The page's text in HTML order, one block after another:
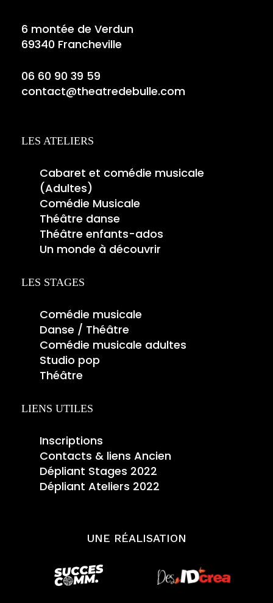
6 montée de Verdun
69340 Francheville
06 60 90 39 59
contact@theatredebulle.com
LES ATELIERS
Cabaret et comédie musicale
(Adultes)
Comédie Musicale
Théâtre danse
Théâtre enfants-ados
Un monde à découvrir
LES STAGES
Comédie musicale
Danse / Théâtre
Comédie musicale adultes
Studio pop
Théâtre
LIENS UTILES
Inscriptions
Contacts & liens Ancien
Dépliant Stages 2022
Dépliant Ateliers 2022
UNE RÉALISATION